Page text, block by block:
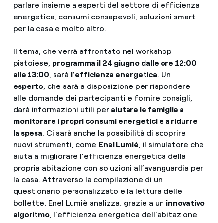
parlare insieme a esperti del settore di efficienza
energetica, consumi consapevoli, soluzioni smart
per la casa e molto altro.
Il tema, che verrà affrontato nel workshop
pistoiese, programma il 24 giugno dalle ore 12:00
alle 13:00, sarà l’efficienza energetica. Un
esperto, che sarà a disposizione per rispondere
alle domande dei partecipanti e fornire consigli,
darà informazioni utili per aiutare le famiglie a
monitorare i propri consumi energetici e a ridurre
la spesa. Ci sarà anche la possibilità di scoprire
nuovi strumenti, come Enel Lumiè, il simulatore che
aiuta a migliorare l’efficienza energetica della
propria abitazione con soluzioni all’avanguardia per
la casa. Attraverso la compilazione di un
questionario personalizzato e la lettura delle
bollette, Enel Lumiè analizza, grazie a un innovativo
algoritmo, l'efficienza energetica dell'abitazione